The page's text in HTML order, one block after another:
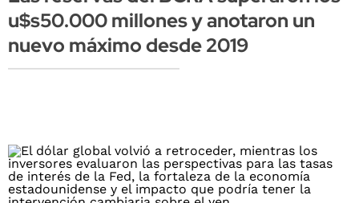
u$s50.000 millones y anotaron un
nuevo máximo desde 2019